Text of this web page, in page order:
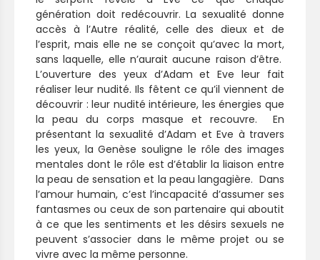
génération doit redécouvrir. La sexualité donne
accès à l’Autre réalité, celle des dieux et de
l’esprit, mais elle ne se conçoit qu’avec la mort,
sans laquelle, elle n’aurait aucune raison d’être.
L’ouverture des yeux d’Adam et Eve leur fait
réaliser leur nudité. Ils fêtent ce qu’il viennent de
découvrir : leur nudité intérieure, les énergies que
la peau du corps masque et recouvre. En
présentant la sexualité d’Adam et Eve à travers
les yeux, la Genèse souligne le rôle des images
mentales dont le rôle est d’établir la liaison entre
la peau de sensation et la peau langagière. Dans
l’amour humain, c’est l’incapacité d’assumer ses
fantasmes ou ceux de son partenaire qui aboutit
à ce que les sentiments et les désirs sexuels ne
peuvent s’associer dans le même projet ou se
vivre avec la même personne.